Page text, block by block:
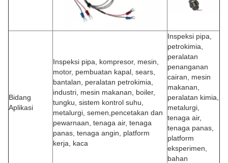
Bidang
Aplikasi
Inspeksi pipa, kompresor, mesin,
motor, pembuatan kapal, sears,
bantalan, peralatan petrokimia,
industri, mesin makanan, boiler,
tungku, sistem kontrol suhu,
metalurgi, semen,pencetakan dan
pewarnaan, tenaga air, tenaga
panas, tenaga angin, platform
kerja, kaca
Inspeksi pipa,
petrokimia,
peralatan
penanganan
cairan, mesin
makanan,
peralatan kimia,
metalurgi,
tenaga air,
tenaga panas,
platform
eksperimen,
bahan